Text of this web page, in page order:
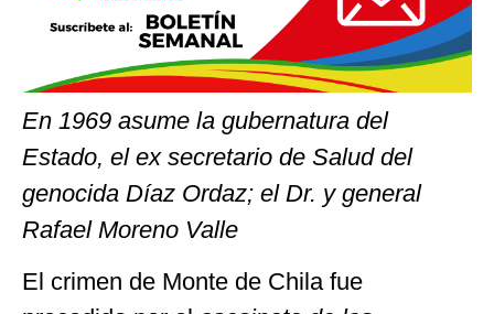
En 1969 asume la gubernatura del
Estado, el ex secretario de Salud del
genocida Díaz Ordaz; el Dr. y general
Rafael Moreno Valle
El crimen de Monte de Chila fue